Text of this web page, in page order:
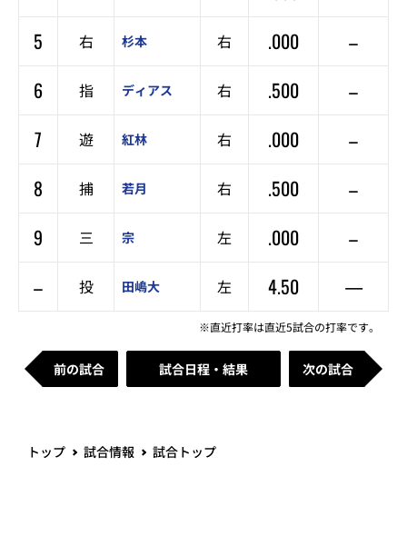
5
右 杉本 右 .000
–
6
指 ディアス 右 .500
–
7
遊 紅林 右 .000
–
8
捕 若月 右 .500
–
9
三 宗 左 .000
–
–
投 田嶋大 左 4.50 —
※直近打率は直近5試合の打率です。
前の試合 試合日程・結果 次の試合
トップ 試合情報 試合トップ